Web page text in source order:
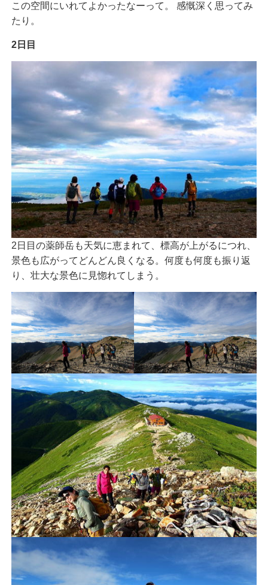
この空間にいれてよかったなーって。 感慨深く思ってみ
たり。
2日目
2日目の薬師岳も天気に恵まれて、標高が上がるにつれ、
景色も広がってどんどん良くなる。何度も何度も振り返
り、壮大な景色に見惚れてしまう。